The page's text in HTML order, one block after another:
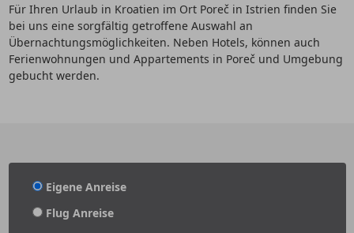
Für Ihren Urlaub in Kroatien im Ort Poreč in Istrien finden Sie
bei uns eine sorgfältig getroffene Auswahl an
Übernachtungsmöglichkeiten. Neben Hotels, können auch
Ferienwohnungen und Appartements in Poreč und Umgebung
gebucht werden.
Eigene Anreise
Flug Anreise